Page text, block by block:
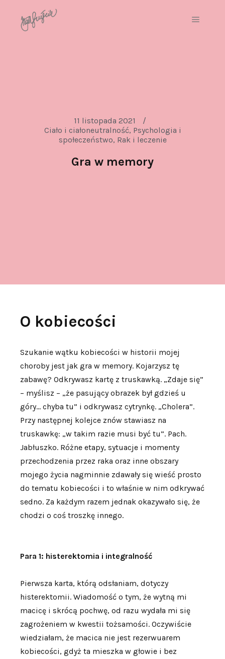
11 listopada 2021
Ciało i ciałoneutralność, Psychologia i
społeczeństwo, Rak i leczenie
Gra w memory
O kobiecości
Szukanie wątku kobiecości w historii mojej
choroby jest jak gra w memory. Kojarzysz tę
zabawę? Odkrywasz kartę z truskawką. „Zdaje się”
– myślisz – „że pasujący obrazek był gdzieś u
góry… chyba tu” i odkrywasz cytrynkę. „Cholera”.
Przy następnej kolejce znów stawiasz na
truskawkę: „w takim razie musi być tu”. Pach.
Jabłuszko. Różne etapy, sytuacje i momenty
przechodzenia przez raka oraz inne obszary
mojego życia nagminnie zdawały się wieść prosto
do tematu kobiecości i to właśnie w nim odkrywać
sedno. Za każdym razem jednak okazywało się, że
chodzi o coś troszkę innego.
Para 1: histerektomia i integralność
Pierwsza karta, którą odsłaniam, dotyczy
histerektomii. Wiadomość o tym, że wytną mi
macicę i skrócą pochwę, od razu wydała mi się
zagrożeniem w kwestii tożsamości. Oczywiście
wiedziałam, że macica nie jest rezerwuarem
kobiecości, gdyż ta mieszka w głowie i bez